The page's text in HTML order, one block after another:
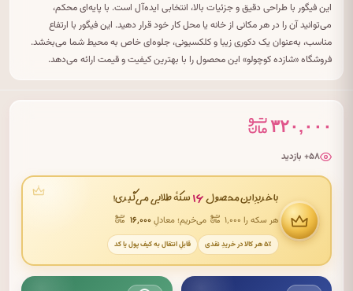
این فیگور با طراحی دقیق و جزئیات بالا، انتخابی ایده‌آل است. با پایه‌ای محکم،
می‌توانید آن را در هر مکانی از خانه یا محل کار خود قرار دهید. این فیگور با ارتفاع
مناسب، به‌عنوان یک دکوری زیبا و کلکسیونی، جلوه‌ای خاص به محیط شما می‌بخشد.
فروشگاه «شازده کوچولو» این محصول را با بهترین کیفیت و قیمت ارائه می‌دهد.
۳۲۰,۰۰۰
۵۸+ بازدید
با خریدِ این محصول ۱۶ سکهٔ طلایی می‌گیری!
هر سکه را ۱٬۰۰۰ می‌خریم؛ معادلِ۱۶٬۰۰۰
۵٪ هر کالا در خریدِ نقدی قابلِ انتقال به کیف پول یا کد